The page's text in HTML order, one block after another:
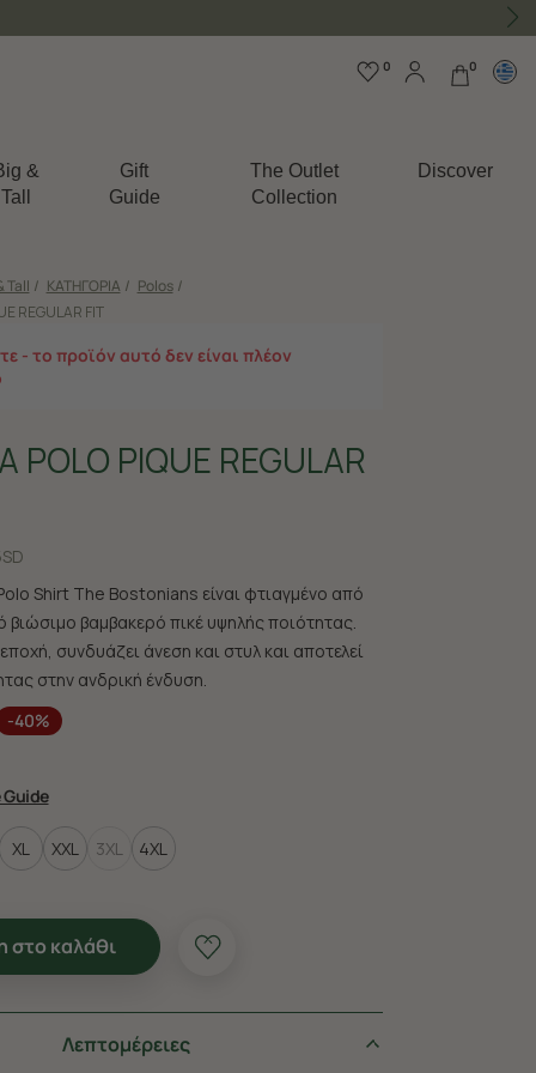
0 0
&
Tall
Gift
Guide
The Outlet
Collection
Discover
Tall / ΚΑΤΗΓΟΡΙΑ / Polos /
REGULAR FIT
- το προϊόν αυτό δεν είναι πλέον
PIQUE REGULAR
Shirt The Bostonians είναι φτιαγμένο από
βιώσιμο βαμβακερό πικέ υψηλής ποιότητας.
συνδυάζει άνεση και στυλ και αποτελεί
στην ανδρική ένδυση.
-40%
Guide
XL XXL 3XL 4XL
στο καλάθι
Λεπτομέρειες